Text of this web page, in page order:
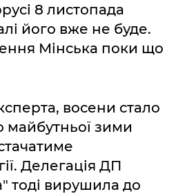
8 листопада
його вже не буде.
Мінська поки що
восени стало
майбутньої зими
Делегація ДП
тоді вирушила до